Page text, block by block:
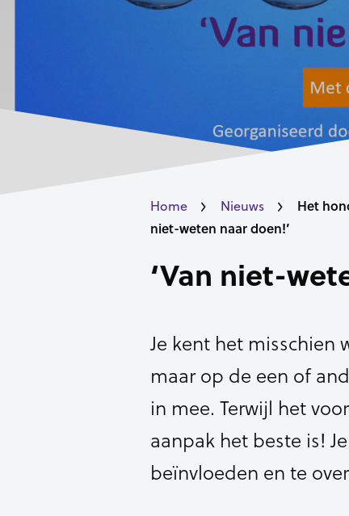
Home Nieuws
Het
niet-weten naar doen!’
‘Van niet-
Je kent het misschien
maar op de een of
in mee. Terwijl het
aanpak het beste is!
beïnvloeden en te